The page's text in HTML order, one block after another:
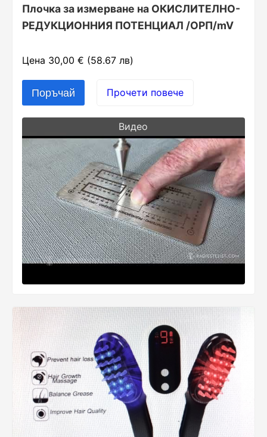
Плочка за измерване на ОКИСЛИТЕЛНО-
РЕДУКЦИОННИЯ ПОТЕНЦИАЛ /ОРП/mV
Цена 30,00 € (58.67 лв)
Прочети повече
Видео